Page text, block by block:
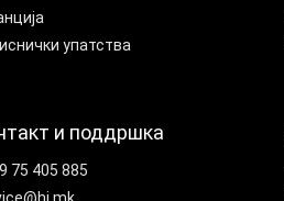
упатства
и поддршка
75 405 885